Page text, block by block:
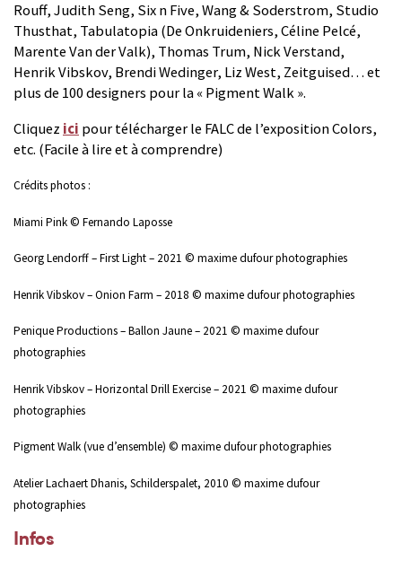
Rouff, Judith Seng, Six n Five, Wang & Soderstrom, Studio
Thusthat, Tabulatopia (De Onkruideniers, Céline Pelcé,
Marente Van der Valk), Thomas Trum, Nick Verstand,
Henrik Vibskov, Brendi Wedinger, Liz West, Zeitguised… et
plus de 100 designers pour la « Pigment Walk ».
Cliquez ici pour télécharger le FALC de l’exposition Colors,
etc. (Facile à lire et à comprendre)
Crédits photos :
Miami Pink © Fernando Laposse
Georg Lendorff – First Light – 2021 © maxime dufour photographies
Henrik Vibskov – Onion Farm – 2018 © maxime dufour photographies
Penique Productions – Ballon Jaune – 2021 © maxime dufour
photographies
Henrik Vibskov – Horizontal Drill Exercise – 2021 © maxime dufour
photographies
Pigment Walk (vue d’ensemble) © maxime dufour photographies
Atelier Lachaert Dhanis, Schilderspalet, 2010 © maxime dufour
photographies
Infos